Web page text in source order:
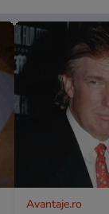
Avantaje.ro